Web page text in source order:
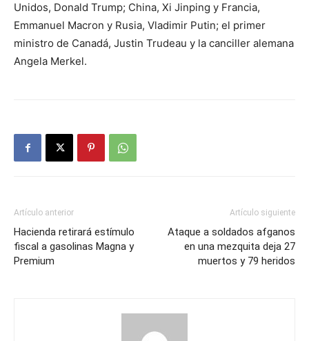
Unidos, Donald Trump; China, Xi Jinping y Francia,
Emmanuel Macron y Rusia, Vladimir Putin; el primer
ministro de Canadá, Justin Trudeau y la canciller alemana
Angela Merkel.
Artículo anterior
Hacienda retirará estímulo
fiscal a gasolinas Magna y
Premium
Artículo siguiente
Ataque a soldados afganos
en una mezquita deja 27
muertos y 79 heridos